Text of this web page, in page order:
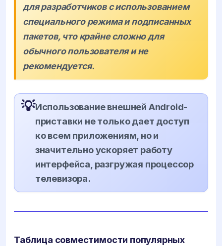
для разработчиков с использованием
специального режима и подписанных
пакетов, что крайне сложно для
обычного пользователя и не
рекомендуется.
💡Использование внешней Android-
приставки не только дает доступ
ко всем приложениям, но и
значительно ускоряет работу
интерфейса, разгружая процессор
телевизора.
Таблица совместимости популярных